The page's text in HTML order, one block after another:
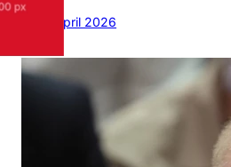
12 April 2026